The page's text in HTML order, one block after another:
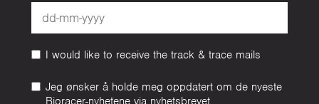
I would like to receive the track & trace mails
Jeg ønsker å holde meg oppdatert om de nyeste
Bioracer-nyhetene via nyhetsbrevet